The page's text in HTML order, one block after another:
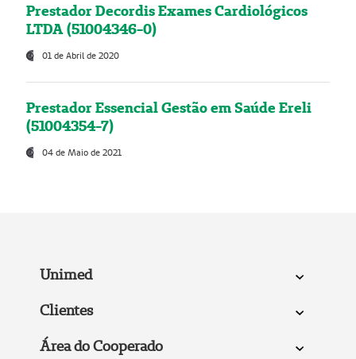
Prestador Decordis Exames Cardiológicos
LTDA (51004346-0)
01 de Abril de 2020
Prestador Essencial Gestão em Saúde Ereli
(51004354-7)
04 de Maio de 2021
Unimed
Clientes
Área do Cooperado